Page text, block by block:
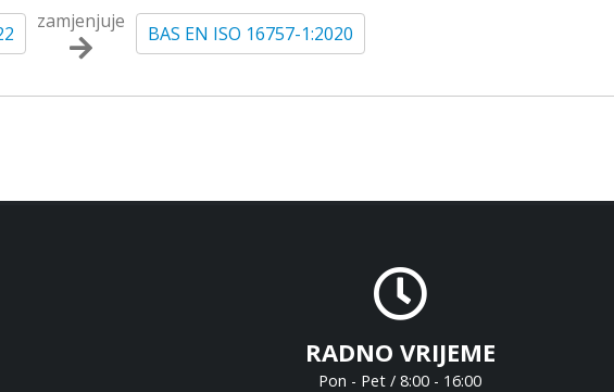
zamjenjuje
BAS EN ISO 16757-1:2020
RADNO VRIJEME
Pon - Pet / 8:00 - 16:00